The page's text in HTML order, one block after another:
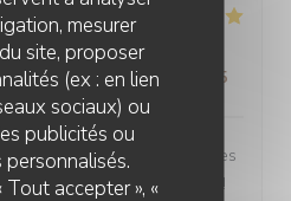
mesurer
site, proposer
(ex : en lien
sociaux) ou
publicités ou
Tout accepter », «
4
Cuisine :5/5 Qualité / Prix /5
découvrir ! Une ambiance,des
attentionné et réactif !!